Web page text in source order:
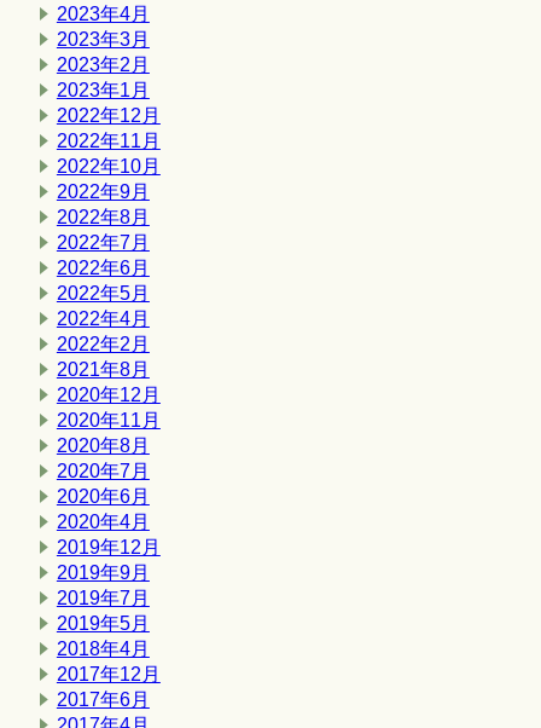
2023年4月
2023年3月
2023年2月
2023年1月
2022年12月
2022年11月
2022年10月
2022年9月
2022年8月
2022年7月
2022年6月
2022年5月
2022年4月
2022年2月
2021年8月
2020年12月
2020年11月
2020年8月
2020年7月
2020年6月
2020年4月
2019年12月
2019年9月
2019年7月
2019年5月
2018年4月
2017年12月
2017年6月